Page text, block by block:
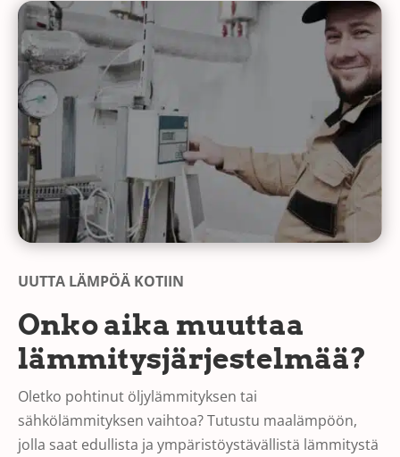
UUTTA LÄMPÖÄ KOTIIN
Onko aika muuttaa
lämmitysjärjestelmää?
Oletko pohtinut öljylämmityksen tai
sähkölämmityksen vaihtoa? Tutustu maalämpöön,
jolla saat edullista ja ympäristöystävällistä lämmitystä